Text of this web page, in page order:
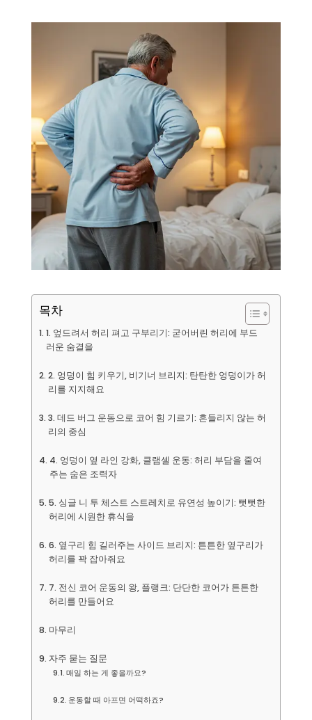
목차
1. 엎드려서 허리 펴고 구부리기: 굳어버린 허리에 부드
러운 숨결을
2. 엉덩이 힘 키우기, 비기너 브리지: 탄탄한 엉덩이가 허
리를 지지해요
3. 데드 버그 운동으로 코어 힘 기르기: 흔들리지 않는 허
리의 중심
4. 엉덩이 옆 라인 강화, 클램셸 운동: 허리 부담을 줄여
주는 숨은 조력자
5. 싱글 니 투 체스트 스트레치로 유연성 높이기: 뻣뻣한
허리에 시원한 휴식을
6. 옆구리 힘 길러주는 사이드 브리지: 튼튼한 옆구리가
허리를 꽉 잡아줘요
7. 전신 코어 운동의 왕, 플랭크: 단단한 코어가 튼튼한
허리를 만들어요
마무리
자주 묻는 질문
매일 하는 게 좋을까요?
운동할 때 아프면 어떡하죠?